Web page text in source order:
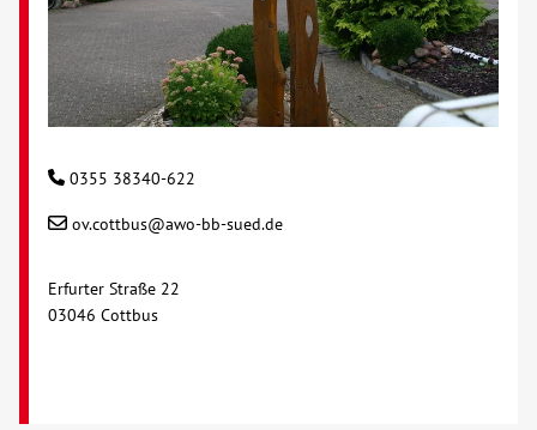
0355 38340-622
ov.cottbus@awo-bb-sued.de
Erfurter Straße 22
03046 Cottbus